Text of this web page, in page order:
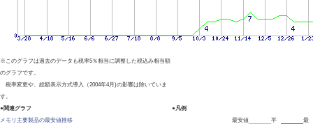
※このグラフは過去のデータも税率5％相当に調整した税込み相当額
のグラフです。
税率変更や、総額表示方式導入（2004年4月)の影響は除いていま
す。
●関連グラフ
メモリ主要製品の最安値推移
●凡例
最安値
平
最